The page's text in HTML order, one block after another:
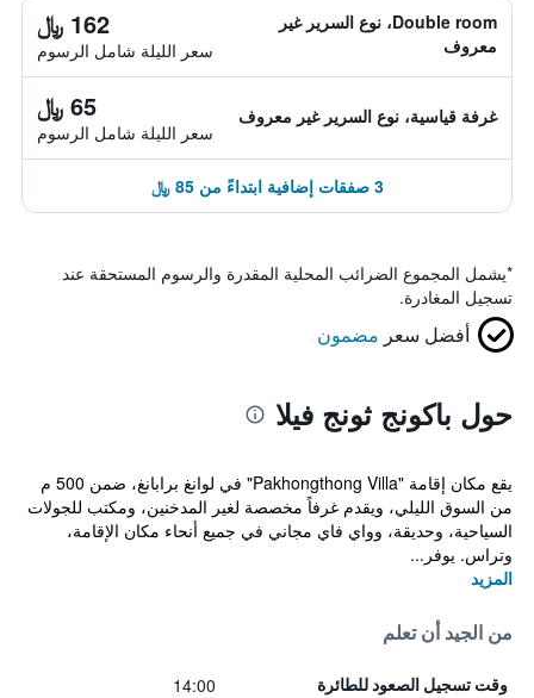
Double room، نوع السرير غير
معروف
162 ﷼
سعر الليلة شامل الرسوم
غرفة قياسية، نوع السرير غير معروف 65 ﷼
سعر الليلة شامل الرسوم
3 صفقات إضافية ابتداءً من 85 ﷼
*يشمل المجموع الضرائب المحلية المقدرة والرسوم المستحقة عند
تسجيل المغادرة.
أفضل سعر مضمون
حول باكونج ثونج فيلا
يقع مكان إقامة "Pakhongthong Villa" في لوانغ برابانغ، ضمن 500 م
من السوق الليلي، ويقدم غرفاً مخصصة لغير المدخنين، ومكتب للجولات
السياحية، وحديقة، وواي فاي مجاني في جميع أنحاء مكان الإقامة،
وتراس. يوفر...
المزيد
من الجيد أن تعلم
وقت تسجيل الصعود للطائرة 14:00